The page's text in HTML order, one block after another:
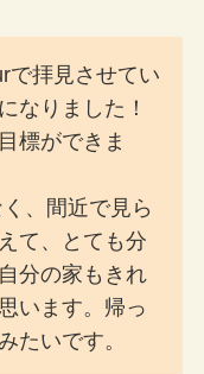
で拝見させてい
なりました！
標ができま
、間近で見ら
て、とても分
分の家もきれ
います。帰っ
たいです。